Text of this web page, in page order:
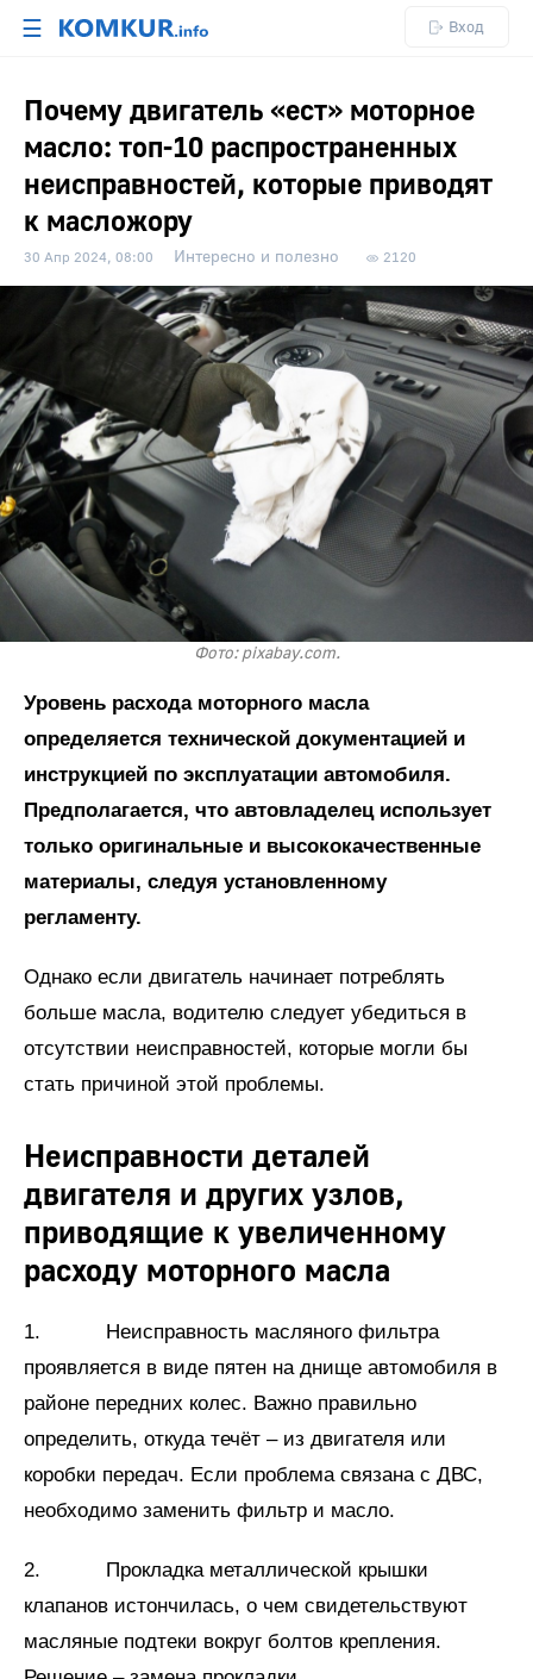
☰ Вход
Почему двигатель «ест» моторное
масло: топ-10 распространенных
неисправностей, которые приводят
к масложору
30 Апр 2024, 08:00 Интересно и полезно 2120
Фото: pixabay.com.
Уровень расхода моторного масла
определяется технической документацией и
инструкцией по эксплуатации автомобиля.
Предполагается, что автовладелец использует
только оригинальные и высококачественные
материалы, следуя установленному
регламенту.
Однако если двигатель начинает потреблять
больше масла, водителю следует убедиться в
отсутствии неисправностей, которые могли бы
стать причиной этой проблемы.
Неисправности деталей
двигателя и других узлов,
приводящие к увеличенному
расходу моторного масла
1. Неисправность масляного фильтра
проявляется в виде пятен на днище автомобиля в
районе передних колес. Важно правильно
определить, откуда течёт – из двигателя или
коробки передач. Если проблема связана с ДВС,
необходимо заменить фильтр и масло.
2. Прокладка металлической крышки
клапанов истончилась, о чем свидетельствуют
масляные подтеки вокруг болтов крепления.